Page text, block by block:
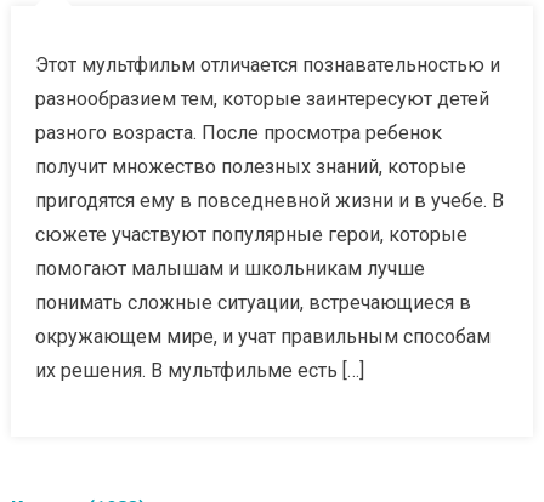
Этот мультфильм отличается познавательностью и
разнообразием тем, которые заинтересуют детей
разного возраста. После просмотра ребенок
получит множество полезных знаний, которые
пригодятся ему в повседневной жизни и в учебе. В
сюжете участвуют популярные герои, которые
помогают малышам и школьникам лучше
понимать сложные ситуации, встречающиеся в
окружающем мире, и учат правильным способам
их решения. В мультфильме есть […]